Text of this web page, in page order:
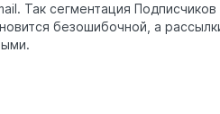
Так сегментация Подписчиков
безошибочной, а